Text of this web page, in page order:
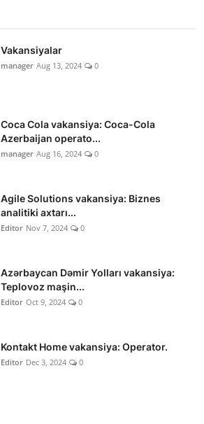
Vakansiyalar
manager Aug 13, 2024 0
Coca Cola vakansiya: Coca-Cola
Azerbaijan operato...
manager Aug 16, 2024 0
Agile Solutions vakansiya: Biznes
analitiki axtarı...
Editor Nov 7, 2024 0
Azərbaycan Dəmir Yolları vakansiya:
Teplovoz maşin...
Editor Oct 9, 2024 0
Kontakt Home vakansiya: Operator.
Editor Dec 3, 2024 0